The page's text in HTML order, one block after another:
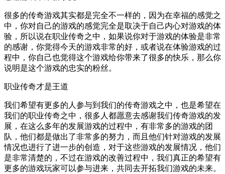
很多的传奇游戏其实都是完全不一样的，因为在幸福的感觉之
中，你对自己的游戏的感觉完全是取决于自己内心对游戏的体
验，所以说在职业传奇之中，如果说你对于游戏的体验是非常
的感谢，你觉得今天的游戏非常的好，或者说在体验游戏的过
程中，你自己也觉得这个游戏给你带来了很多的快乐，那么你
说明是这个游戏的忠实的粉丝。
职业传奇才是王道
我们希望有更多的人参与到我们的传奇游戏之中，也是希望在
我们的职业传奇之中，很多人都愿意去感谢我们传奇游戏的发
展，在这么多年的发展游戏的过程中，有非常多的游戏的团
队，他们都是做出了非常多的努力，而且他们针对游戏的发展
情况也进行了进一步的创造，对于这些游戏的发展情况，他们
是非常清楚的，不过在游戏的改善过程中，我们真正的希望有
更多的游戏玩家可以参与进来，共同去开拓我们游戏的未来。